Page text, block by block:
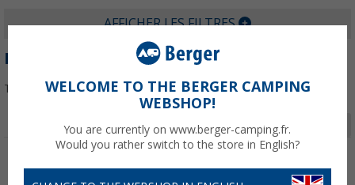
AFFICHER LES FILTRES
MPK
Trier par :
Page 1 de 2
-12%
WELCOME TO THE BERGER CAMPING
WEBSHOP!
You are currently on www.berger-camping.fr.
Would you rather switch to the store in English?